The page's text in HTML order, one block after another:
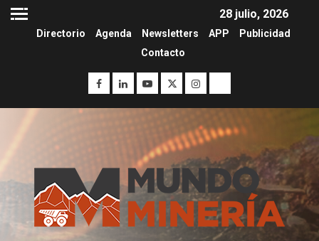
28 julio, 2026
Directorio Agenda Newsletters APP
Publicidad
Contacto